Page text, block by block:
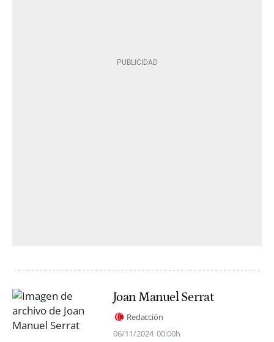
Joan Manuel Serrat
Redacción
06/11/2024 00:00h